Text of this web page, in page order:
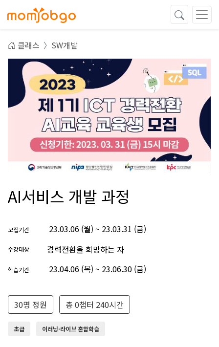
클래스 SW개발
AI서비스 개발 과정
모집기간 23.03.06 (월) ~ 23.03.31 (금)
수강대상 경력전환을 희망하는 자
학습기간 23.04.06 (목) ~ 23.06.30 (금)
30명 정원 총 0챕터 240시간
초급 이러닝·라이브 혼합학습